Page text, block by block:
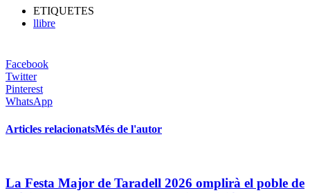
ETIQUETES
llibre
Facebook
Twitter
Pinterest
WhatsApp
Articles relacionatsMés de l'autor
La Festa Major de Taradell 2026 omplirà el poble de